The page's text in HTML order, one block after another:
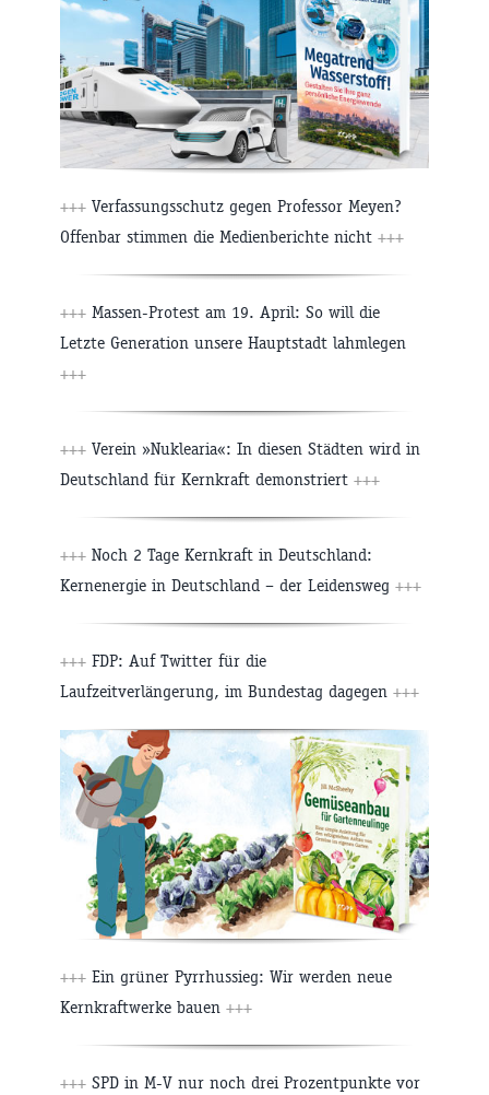
+++ Verfassungsschutz gegen Professor Meyen?
Offenbar stimmen die Medienberichte nicht +++
+++ Massen-Protest am 19. April: So will die
Letzte Generation unsere Hauptstadt lahmlegen
+++
+++ Verein »Nuklearia«: In diesen Städten wird in
Deutschland für Kernkraft demonstriert +++
+++ Noch 2 Tage Kernkraft in Deutschland:
Kernenergie in Deutschland – der Leidensweg +++
+++ FDP: Auf Twitter für die
Laufzeitverlängerung, im Bundestag dagegen +++
+++ Ein grüner Pyrrhussieg: Wir werden neue
Kernkraftwerke bauen +++
+++ SPD in M-V nur noch drei Prozentpunkte vor